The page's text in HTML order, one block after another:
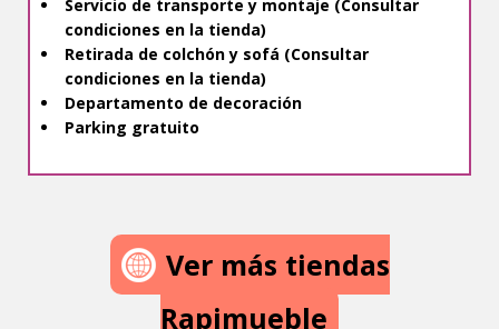
Servicio de transporte y montaje (Consultar
condiciones en la tienda)
Retirada de colchón y sofá (Consultar
condiciones en la tienda)
Departamento de decoración
Parking gratuito
Ver más tiendas
Rapimueble